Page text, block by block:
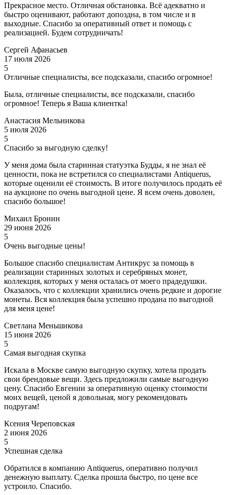
Прекрасное место. Отличная обстановка. Всё адекватно и
быстро оценивают, работают допоздна, в том числе и в
выходные. Спасибо за оперативный ответ и помощь с
реализацией. Будем сотрудничать!
Сергей Афанасьев
17 июля 2026
5
Отличные специалисты, все подсказали, спасибо огромное!
Была, отличные специалисты, все подсказали, спасибо
огромное! Теперь я Ваша клиентка!
Анастасия Мельникова
5 июля 2026
5
Спасибо за выгодную сделку!
У меня дома была старинная статуэтка Будды, я не знал её
ценности, пока не встретился со специалистами Antiquerus,
которые оценили её стоимость. В итоге получилось продать её
на аукционе по очень выгодной цене. Я всем очень доволен,
спасибо большое!
Михаил Бронин
29 июня 2026
5
Очень выгодные цены!
Большое спасибо специалистам Антикрус за помощь в
реализации старинных золотых и серебряных монет,
коллекция, которых у меня осталась от моего прадедушки.
Оказалось, что с коллекции хранились очень редкие и дорогие
монеты. Вся коллекция была успешно продана по выгодной
для меня цене!
Светлана Меньшикова
15 июня 2026
5
Самая выгодная скупка
Искала в Москве самую выгодную скупку, хотела продать
свои брендовые вещи. Здесь предложили самые выгодную
цену. Спасибо Евгении за оперативную оценку стоимости
моих вещей, ценой я довольная, могу рекомендовать
подругам!
Ксения Череповская
2 июня 2026
5
Успешная сделка
Обратился в компанию Antiquerus, оперативно получил
денежную выплату. Сделка прошла быстро, по цене все
устроило. Спасибо.